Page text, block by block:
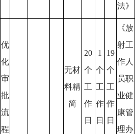
法》
优
化
审
批
流
程
无材
料精
简
20
个
工
作
日
1
个
工
作
日
19
个
工
作
日
《放
射工
作人
员职
业健
康管
理办